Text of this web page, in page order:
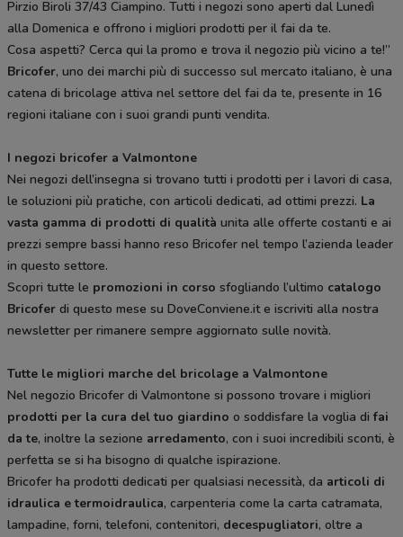
Pirzio Biroli 37/43 Ciampino. Tutti i negozi sono aperti dal Lunedì
alla Domenica e offrono i migliori prodotti per il fai da te.
Cosa aspetti? Cerca qui la promo e trova il negozio più vicino a te!”
Bricofer, uno dei marchi più di successo sul mercato italiano, è una
catena di bricolage attiva nel settore del fai da te, presente in 16
regioni italiane con i suoi grandi punti vendita.
I negozi bricofer a Valmontone
Nei negozi dell’insegna si trovano tutti i prodotti per i lavori di casa,
le soluzioni più pratiche, con articoli dedicati, ad ottimi prezzi. La
vasta gamma di prodotti di qualità unita alle offerte costanti e ai
prezzi sempre bassi hanno reso Bricofer nel tempo l’azienda leader
in questo settore.
Scopri tutte le promozioni in corso sfogliando l’ultimo catalogo
Bricofer di questo mese su DoveConviene.it e iscriviti alla nostra
newsletter per rimanere sempre aggiornato sulle novità.
Tutte le migliori marche del bricolage a Valmontone
Nel negozio Bricofer di Valmontone si possono trovare i migliori
prodotti per la cura del tuo giardino o soddisfare la voglia difai
da te, inoltre la sezione arredamento, con i suoi incredibili sconti, è
perfetta se si ha bisogno di qualche ispirazione.
Bricofer ha prodotti dedicati per qualsiasi necessità, da articoli di
idraulica e termoidraulica, carpenteria come la carta catramata,
lampadine, forni, telefoni, contenitori, decespugliatori, oltre a